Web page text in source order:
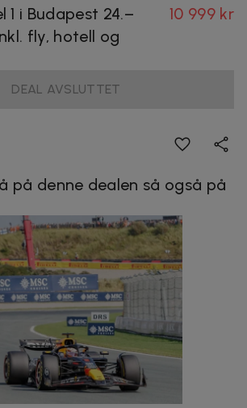
1 i Budapest 24.–
fly, hotell og
10 999 kr
DEAL AVSLUTTET
på denne dealen så også på